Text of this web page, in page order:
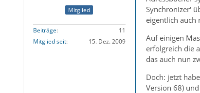
Mitglied
Beiträge
11
Mitglied seit
15. Dez. 2009
Synchronizer'
eigentlich
Auf einigen
erfolgreich die
das auch nun
Doch: jetzt
Version 68)